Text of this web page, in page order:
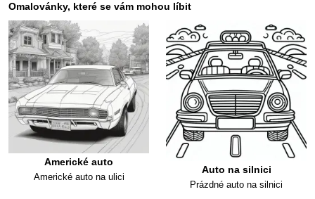
Omalovánky, které se vám mohou líbit
Americké auto
Americké auto na ulici
Auto na silnici
Prázdné auto na silnici